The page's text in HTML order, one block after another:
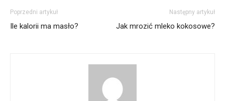
Poprzedni artykuł
Ile kalorii ma masło?
Następny artykuł
Jak mrozić mleko kokosowe?